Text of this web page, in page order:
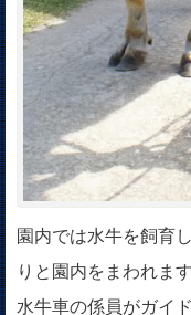
園内では水牛を飼育
りと園内をまわれます
水牛車の係員がガイ